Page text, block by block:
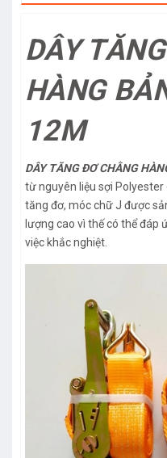
DÂY
HÀNG
12M
DÂY TĂNG ĐƠ CHẰNG
từ nguyên liệu sợi
tăng đơ, móc chữ J được
lượng cao vì thế có thể
việc khắc nghiệt.